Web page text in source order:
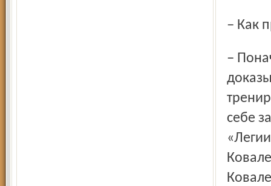
–
– Поначалу было тяжело: легионер должен постоянно
себе